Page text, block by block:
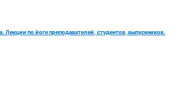
Лекции по йоге преподавателей, студентов, выпускников.